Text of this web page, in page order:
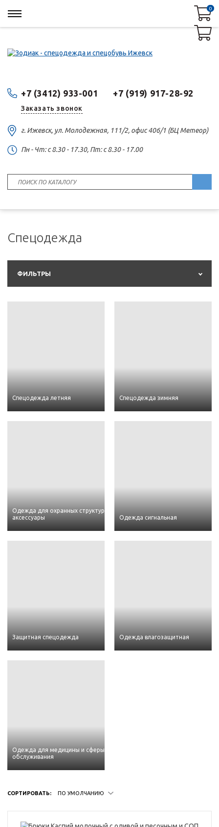
+7 (3412) 933-001 +7 (919) 917-28-92
Заказать звонок
г. Ижевск, ул. Молодежная, 111/2, офис 406/1 (БЦ Метеор)
Пн - Чт: c 8.30 - 17.30, Пт: c 8.30 - 17.00
0
0
Спецодежда
ФИЛЬТРЫ
Спецодежда летняя Спецодежда зимняя
Одежда для охранных структур и
аксессуары
Одежда сигнальная
Защитная спецодежда Одежда влагозащитная
Одежда для медицины и сферы
обслуживания
СОРТИРОВАТЬ: ПО УМОЛЧАНИЮ